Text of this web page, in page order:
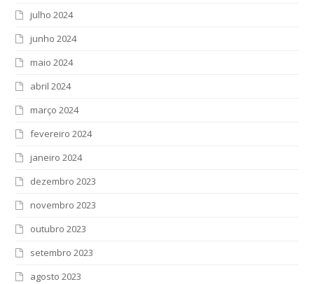
julho 2024
junho 2024
maio 2024
abril 2024
março 2024
fevereiro 2024
janeiro 2024
dezembro 2023
novembro 2023
outubro 2023
setembro 2023
agosto 2023